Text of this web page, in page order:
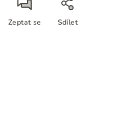
Zeptat se Sdílet